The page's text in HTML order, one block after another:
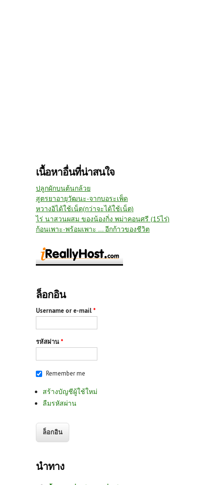
เนื้อหาอื่นที่น่าสนใจ
ปลูกผักบนต้นกล้วย
สูตรยาอายุวัฒนะ-จากบอระเพ็ด
หวางอิได้ใช้เน็ต(กว่าจะได้ใช้เน็ต)
ไร่ นาสวนผสม ของน้องกิ่ง พม่าคอนศรี (15ไร่)
ก้อนเพาะ-พร้อมเพาะ ... อีกก้าวของชีวิต
ล็อกอิน
Username or e-mail *
รหัสผ่าน *
Remember me
สร้างบัญชีผู้ใช้ใหม่
ลืมรหัสผ่าน
นำทาง